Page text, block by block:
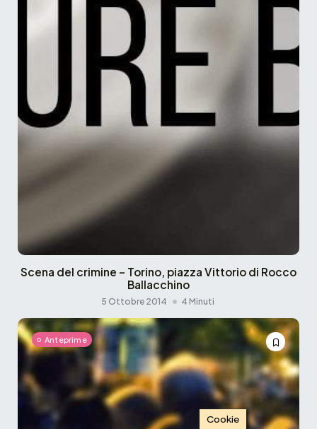
Scena del crimine – Torino, piazza Vittorio di Rocco
Ballacchino
5 Ottobre 2014 4 Minuti
Anteprime
Cookie